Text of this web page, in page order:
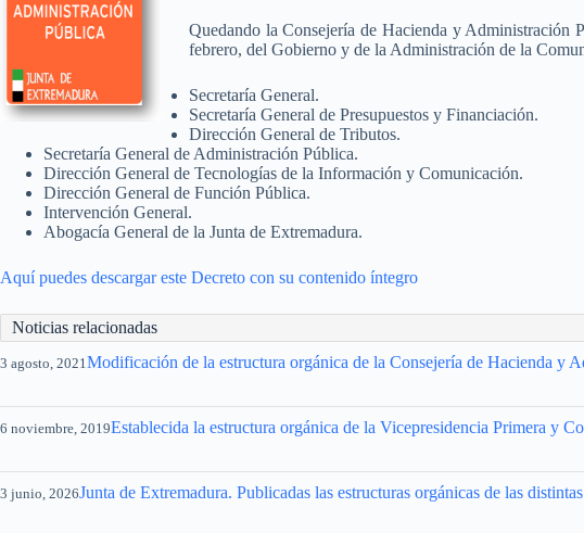
Quedando la Consejería de Hacienda y Administración
febrero, del Gobierno y de la Administración de la
Secretaría General.
Secretaría General de Presupuestos y Financiación.
Dirección General de Tributos.
Secretaría General de Administración Pública.
Dirección General de Tecnologías de la Información y Comunicación.
Dirección General de Función Pública.
Intervención General.
Abogacía General de la Junta de Extremadura.
Aquí puedes descargar este Decreto con su contenido íntegro
Noticias relacionadas
3 agosto, 2021 Modificación de la estructura orgánica de la Consejería de Hacienda y
6 noviembre, 2019Establecida la estructura orgánica de la Vicepresidencia Primera y
3 junio, 2026Junta de Extremadura. Publicadas las estructuras orgánicas de las